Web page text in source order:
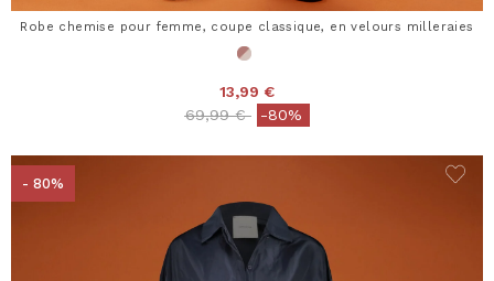
Robe chemise pour femme, coupe classique, en velours milleraies
13,99 €
Price reduced from
69,99 €to-80%
- 80%